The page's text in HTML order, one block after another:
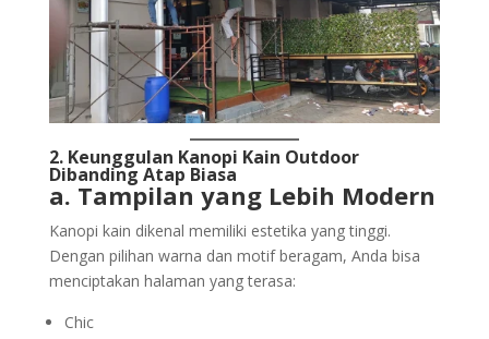
2. Keunggulan Kanopi Kain Outdoor
Dibanding Atap Biasa
a. Tampilan yang Lebih Modern
Kanopi kain dikenal memiliki estetika yang tinggi.
Dengan pilihan warna dan motif beragam, Anda bisa
menciptakan halaman yang terasa:
Chic